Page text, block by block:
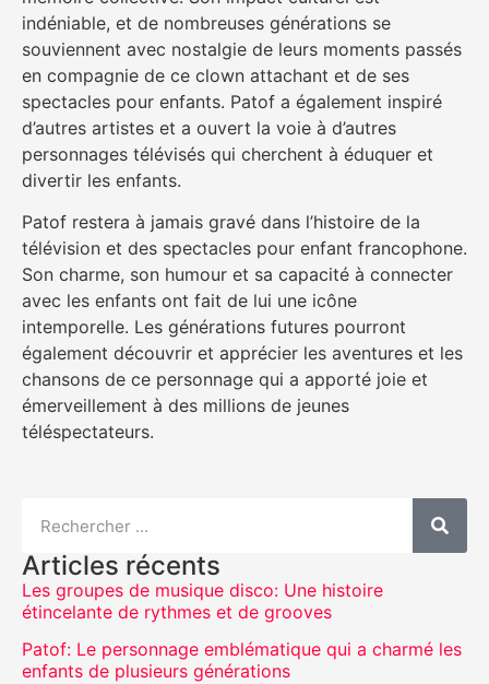
indéniable, et de nombreuses générations se
souviennent avec nostalgie de leurs moments passés
en compagnie de ce clown attachant et de ses
spectacles pour enfants. Patof a également inspiré
d’autres artistes et a ouvert la voie à d’autres
personnages télévisés qui cherchent à éduquer et
divertir les enfants.
Patof restera à jamais gravé dans l’histoire de la
télévision et des spectacles pour enfant francophone.
Son charme, son humour et sa capacité à connecter
avec les enfants ont fait de lui une icône
intemporelle. Les générations futures pourront
également découvrir et apprécier les aventures et les
chansons de ce personnage qui a apporté joie et
émerveillement à des millions de jeunes
téléspectateurs.
Articles récents
Les groupes de musique disco: Une histoire
étincelante de rythmes et de grooves
Patof: Le personnage emblématique qui a charmé les
enfants de plusieurs générations